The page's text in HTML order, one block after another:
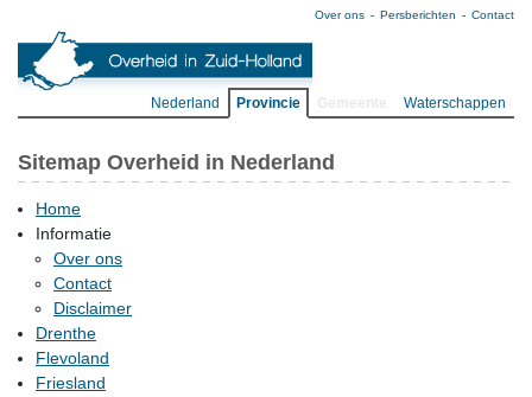
Over ons Persberichten Contact
Nederland Provincie Waterschappen
Sitemap Overheid in Nederland
Home
Informatie
Over ons
Contact
Disclaimer
Drenthe
Flevoland
Friesland